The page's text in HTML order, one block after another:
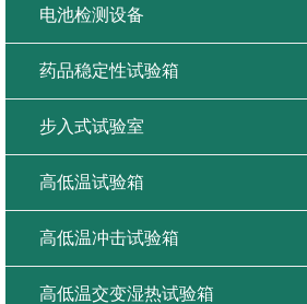
电池检测设备
药品稳定性试验箱
步入式试验室
高低温试验箱
高低温冲击试验箱
高低温交变湿热试验箱